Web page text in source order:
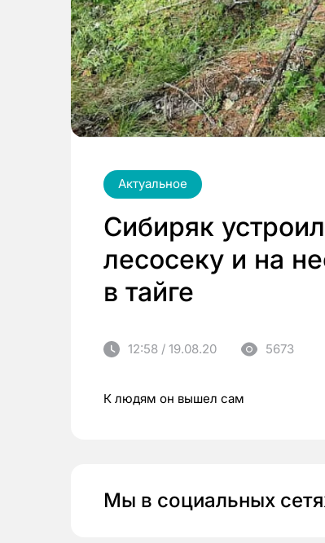
Актуальное
Сибиряк
лесосеку и на
в тайге
12:58 / 19.08.20 5673
К людям он вышел сам
Мы в социальных